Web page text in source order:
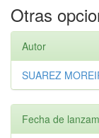
Otras
Autor
SUAREZ
Fecha de